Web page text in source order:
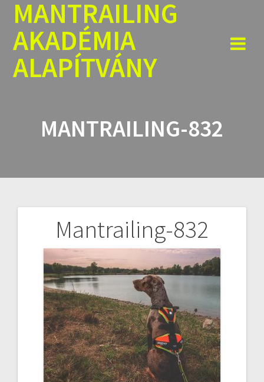
Skip
to
MANTRAILING
AKADÉMIA
ALAPÍTVÁNY
MANTRAILING-832
Mantrailing-832
Bejegyzés
navigáció